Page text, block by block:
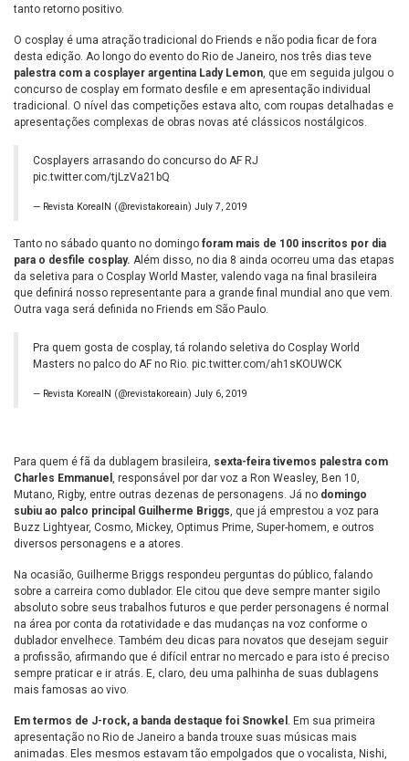
tanto retorno positivo.
O cosplay é uma atração tradicional do Friends e não podia ficar de fora
desta edição. Ao longo do evento do Rio de Janeiro, nos três dias teve
palestra com a cosplayer argentina Lady Lemon, que em seguida julgou o
concurso de cosplay em formato desfile e em apresentação individual
tradicional. O nível das competições estava alto, com roupas detalhadas e
apresentações complexas de obras novas até clássicos nostálgicos.
Cosplayers arrasando do concurso do AF RJ
pic.twitter.com/tjLzVa21bQ
— Revista KoreaIN (@revistakoreain) July 7, 2019
Tanto no sábado quanto no domingo foram mais de 100 inscritos por dia
para o desfile cosplay. Além disso, no dia 8 ainda ocorreu uma das etapas
da seletiva para o Cosplay World Master, valendo vaga na final brasileira
que definirá nosso representante para a grande final mundial ano que vem.
Outra vaga será definida no Friends em São Paulo.
Pra quem gosta de cosplay, tá rolando seletiva do Cosplay World
Masters no palco do AF no Rio. pic.twitter.com/ah1sKOUWCK
— Revista KoreaIN (@revistakoreain) July 6, 2019
Para quem é fã da dublagem brasileira, sexta-feira tivemos palestra com
Charles Emmanuel , responsável por dar voz a Ron Weasley, Ben 10,
Mutano, Rigby, entre outras dezenas de personagens. Já no domingo
subiu ao palco principal Guilherme Briggs, que já emprestou a voz para
Buzz Lightyear, Cosmo, Mickey, Optimus Prime, Super-homem, e outros
diversos personagens e a atores.
Na ocasião, Guilherme Briggs respondeu perguntas do público, falando
sobre a carreira como dublador. Ele citou que deve sempre manter sigilo
absoluto sobre seus trabalhos futuros e que perder personagens é normal
na área por conta da rotatividade e das mudanças na voz conforme o
dublador envelhece. Também deu dicas para novatos que desejam seguir
a profissão, afirmando que é difícil entrar no mercado e para isto é preciso
sempre praticar e ir atrás. E, claro, deu uma palhinha de suas dublagens
mais famosas ao vivo.
Em termos de J-rock, a banda destaque foi Snowkel . Em sua primeira
apresentação no Rio de Janeiro a banda trouxe suas músicas mais
animadas. Eles mesmos estavam tão empolgados que o vocalista, Nishi,